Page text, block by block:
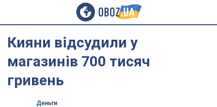
Кияни відсудили у
магазинів 700 тисяч
гривень
Деньги